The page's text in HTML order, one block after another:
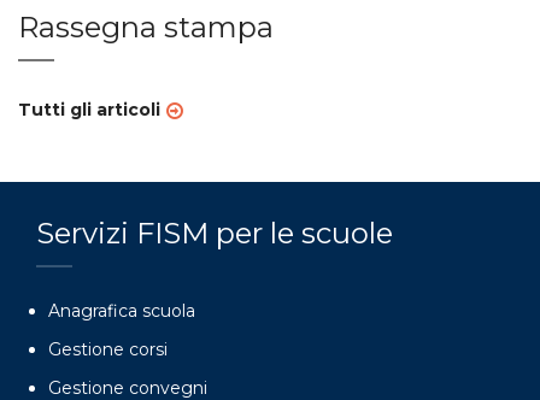
Rassegna stampa
Tutti gli articoli
Servizi FISM per le scuole
Anagrafica scuola
Gestione corsi
Gestione convegni